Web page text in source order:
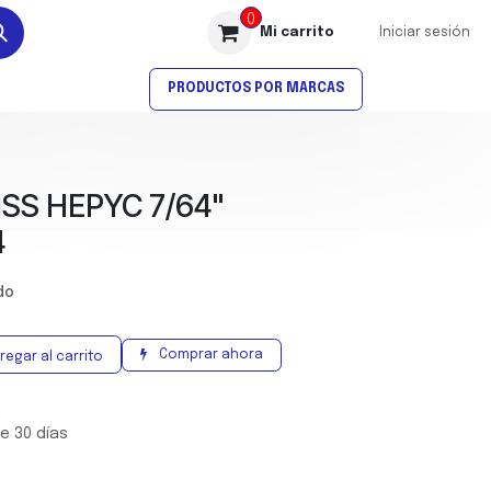
0
Mi carrito Iniciar sesión
ROSCADOPRODUCTOS POR MARCAS
HEPYC 7/64"
al carrito Comprar ahora
30 días